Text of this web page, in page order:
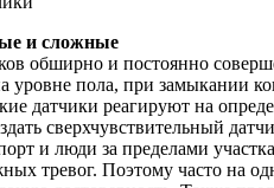
и сложные
обширно и постоянно
уровне пола, при замыкании
датчики реагируют на
сверхчувствительный
и люди за пределами
тревог. Поэтому часто на